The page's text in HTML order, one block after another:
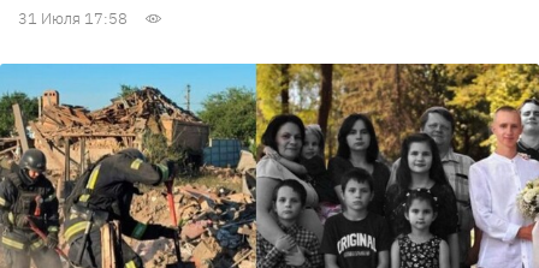
31 Июля 17:58